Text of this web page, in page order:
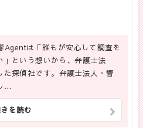
は「誰もが安心して調査を
という想いから、弁護士法
た探偵社です。弁護士法人・響
…
を読む